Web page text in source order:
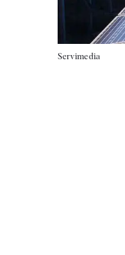
Servimedia